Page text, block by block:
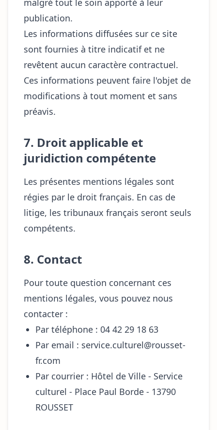
malgré tout le soin apporté à leur
publication.
Les informations diffusées sur ce site
sont fournies à titre indicatif et ne
revêtent aucun caractère contractuel.
Ces informations peuvent faire l'objet de
modifications à tout moment et sans
préavis.
7. Droit applicable et
juridiction compétente
Les présentes mentions légales sont
régies par le droit français. En cas de
litige, les tribunaux français seront seuls
compétents.
8. Contact
Pour toute question concernant ces
mentions légales, vous pouvez nous
contacter :
Par téléphone : 04 42 29 18 63
Par email : service.culturel@rousset-
fr.com
Par courrier : Hôtel de Ville - Service
culturel - Place Paul Borde - 13790
ROUSSET